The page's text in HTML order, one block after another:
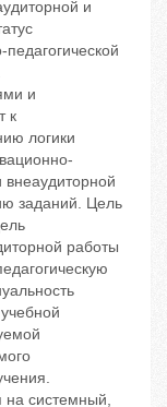
и
и
к
логики
внеаудиторной
заданий. Цель
работы
на системный,